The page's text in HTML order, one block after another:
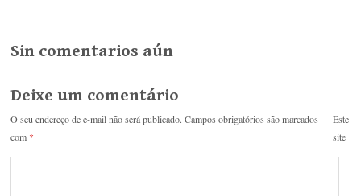
Sin comentarios aún
Deixe um comentário
O seu endereço de e-mail não será publicado. Campos obrigatórios são marcados
com *
Este
site